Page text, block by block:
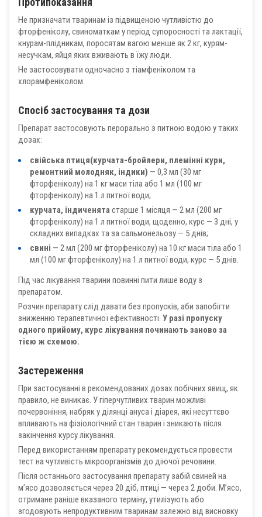
Не призначати тваринам із підвищеною чутливістю до
фторфеніколу, свиноматкам у період супоросності та лактації,
кнурам-плідникам, поросятам вагою менше як 2 кг, курям-
несучкам, яйця яких вживають в їжу люди.
Не застосовувати одночасно з тіамфеніколом та
хлорамфеніколом.
Спосіб застосування та дози
Препарат застосовують перорально з питною водою у таких
дозах:
свійська птиця(курчата-бройлери, племінні кури,
ремонтний молодняк, індики) — 0,3 мл (30 мг
фторфеніколу) на 1 кг маси тіла або 1 мл (100 мг
фторфеніколу) на 1 л питної води;
курчата, індиченятастарше 1 місяця — 2 мл (200 мг
фторфеніколу) на 1 л питної води, щоденно, курс — 3 дні, у
складних випадках та за сальмонельозу — 5 днів;
свині — 2 мл (200 мг фторфеніколу) на 10 кг маси тіла або 1
мл (100 мг фторфеніколу) на 1 л питної води, курс — 5 днів.
Під час лікування тварини повинні пити лише воду з
препаратом.
Розчин препарату слід давати без пропусків, аби запобігти
зниженню терапевтичної ефективності. У разі пропуску
одного прийому, курс лікування починають заново за
тією ж схемою.
Застереження
При застосуванні в рекомендованих дозах побічних явищ, як
правило, не виникає. У гіперчутливих тварин можливі
почервоніння, набряк у ділянці ануса і діарея, які несуттєво
впливають на фізіологічний стан тварин і зникають після
закінчення курсу лікування.
Перед використанням препарату рекомендується провести
тест на чутливість мікроорганізмів до діючої речовини.
Після останнього застосування препарату забій свиней на
м’ясо дозволяється через 20 діб, птиці — через 2 доби. М’ясо,
отримане раніше вказаного терміну, утилізують або
згодовують непродуктивним тваринам залежно від висновку